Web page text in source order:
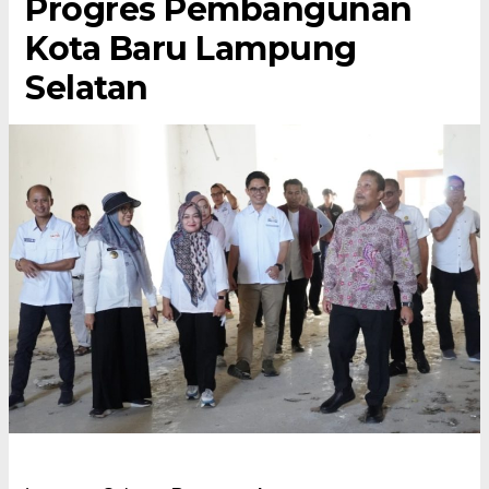
Progres Pembangunan
Kota Baru Lampung
Selatan